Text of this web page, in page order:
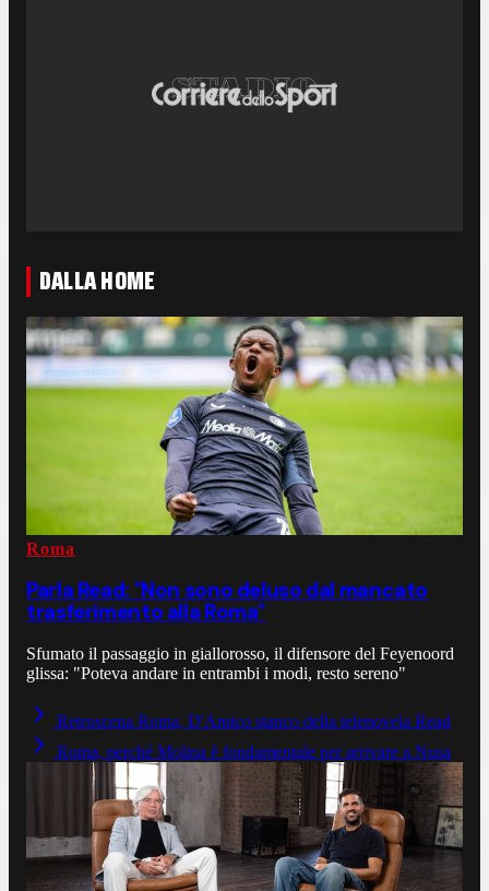
DALLA HOME
Roma
Parla Read: "Non sono deluso dal mancato
trasferimento alla Roma"
Sfumato il passaggio in giallorosso, il difensore del Feyenoord
glissa: "Poteva andare in entrambi i modi, resto sereno"
Retroscena Roma, D'Amico stanco della telenovela Read
Roma, perché Molina è fondamentale per arrivare a Nusa